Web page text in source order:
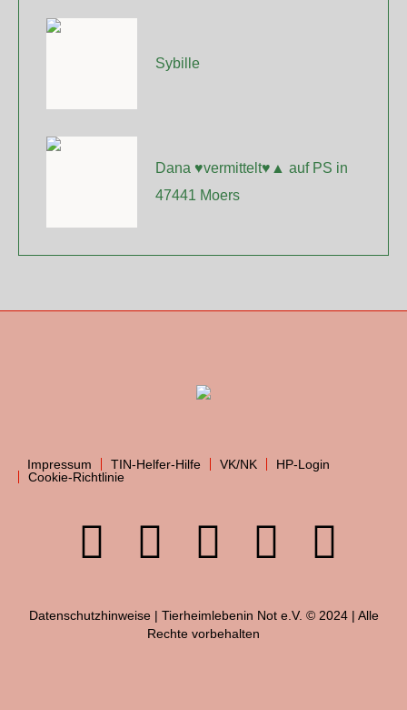
Sybille
Dana ♥vermittelt♥▲ auf PS in
47441 Moers
Impressum TIN-Helfer-Hilfe VK/NK
HP-Login
Cookie-Richtlinie
Datenschutzhinweise| Tierheimlebenin Not e.V. © 2024 | Alle
Rechte vorbehalten